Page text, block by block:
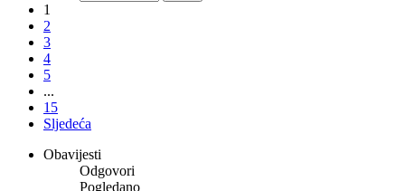
1
2
3
4
5
...
15
Sljedeća
Obavijesti
Odgovori
Pogledano